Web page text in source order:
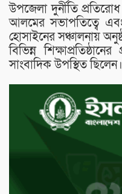
উপজেলা দুর্নীতি
আলমের সভাপতিত্বে এবং
হোসাইনের সঞ্চালনায়
বিভিন্ন
সাংবাদিক উপস্থিত ছিলেন।